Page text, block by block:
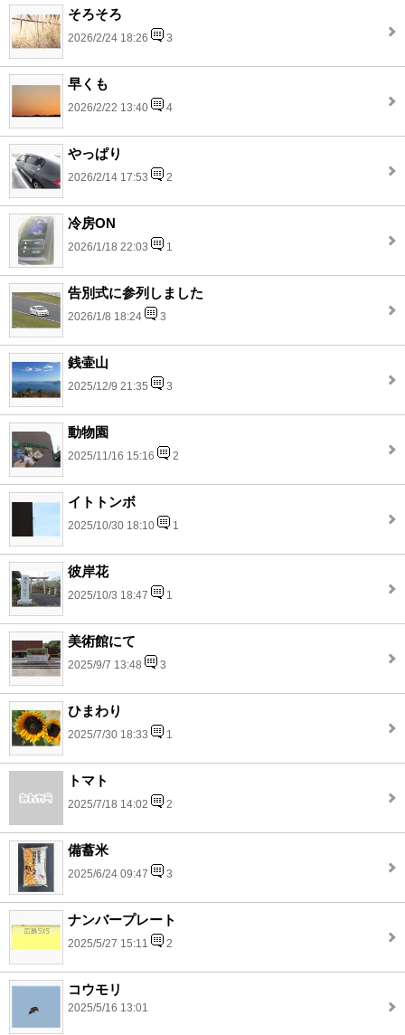
そろそろ
2026/2/24 18:26 3
早くも
2026/2/22 13:40 4
やっぱり
2026/2/14 17:53 2
冷房ON
2026/1/18 22:03 1
告別式に参列しました
2026/1/8 18:24 3
銭壷山
2025/12/9 21:35 3
動物園
2025/11/16 15:16 2
イトトンボ
2025/10/30 18:10 1
彼岸花
2025/10/3 18:47 1
美術館にて
2025/9/7 13:48 3
ひまわり
2025/7/30 18:33 1
トマト
2025/7/18 14:02 2
備蓄米
2025/6/24 09:47 3
ナンバープレート
2025/5/27 15:11 2
コウモリ
2025/5/16 13:01